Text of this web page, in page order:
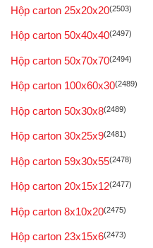
Hộp carton 25x20x20(2503)
Hộp carton 50x40x40(2497)
Hộp carton 50x70x70(2494)
Hộp carton 100x60x30(2489)
Hộp carton 50x30x8(2489)
Hộp carton 30x25x9(2481)
Hộp carton 59x30x55(2478)
Hộp carton 20x15x12(2477)
Hộp carton 8x10x20(2475)
Hộp carton 23x15x6(2473)